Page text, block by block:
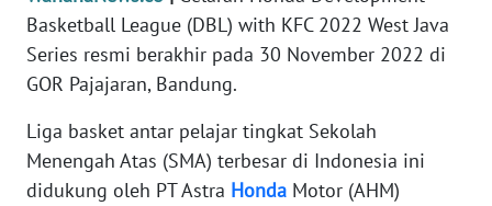
Basketball League (DBL) with KFC 2022 West Java
Series resmi berakhir pada 30 November 2022 di
GOR Pajajaran, Bandung.
Liga basket antar pelajar tingkat Sekolah
Menengah Atas (SMA) terbesar di Indonesia ini
didukung oleh PT Astra Honda Motor (AHM)
Informasi
INDEKS
BERITA
KONTAK
KAMI